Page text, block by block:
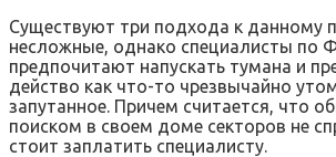
Существуют три подхода к данному
несложные, однако специалисты по
предпочитают напускать тумана и
действо как что-то чрезвычайно
запутанное. Причем считается, что
поиском в своем доме секторов не
стоит заплатить специалисту.